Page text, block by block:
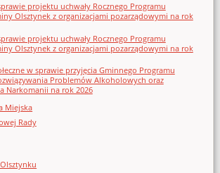
projektu uchwały Rocznego Programu
Olsztynek z organizacjami pozarządowymi na rok
projektu uchwały Rocznego Programu
Olsztynek z organizacjami pozarządowymi na rok
w sprawie przyjęcia Gminnego Programu
Problemów Alkoholowych oraz
Narkomanii na rok 2026
Miejska
Rady